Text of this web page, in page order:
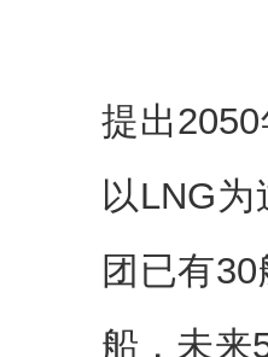
提出
以LNG
团已有
船，未来